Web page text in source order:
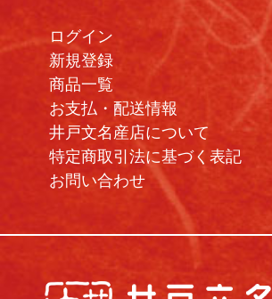
ログイン
新規登録
商品一覧
お支払・配送情報
井戸文名産店について
特定商取引法に基づく表記
お問い合わせ